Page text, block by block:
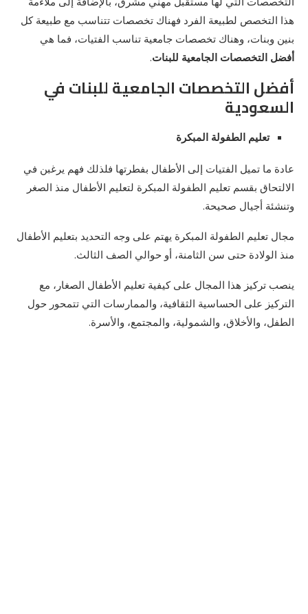
هذا التخصص لطبيعة الفرد فهناك تخصصات تتناسب مع طبيعة كل
بنين وبنات، وهناك تخصصات جامعية تناسب الفتيات، فما هي
أفضل التخصصات الجامعية للبنات.
أفضل التخصصات الجامعية للبنات في
السعودية
تعليم الطفولة المبكرة
عادة ما تميل الفتيات إلى الأطفال بفطرتها فلذلك فهم يرغبن في
الالتحاق بقسم تعليم الطفولة المبكرة لتعليم الأطفال منذ الصغر
وتنشئة أجيال صحيحة.
مجال تعليم الطفولة المبكرة يهتم على وجه التحديد بتعليم الأطفال
منذ الولادة حتى سن الثامنة، أو حوالي الصف الثالث.
ينصب تركيز هذا المجال على كيفية تعليم الأطفال الصغار، مع
التركيز على الحساسية الثقافية، والممارسات التي تتمحور حول
الطفل، والأخلاق، والشمولية، والمجتمع، والأسرة.